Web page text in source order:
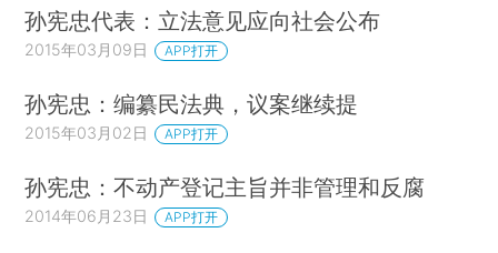
孙宪忠代表：立法意见应向社会公布
2015年03月09日 APP打开
孙宪忠：编纂民法典，议案继续提
2015年03月02日 APP打开
孙宪忠：不动产登记主旨并非管理和反腐
2014年06月23日 APP打开